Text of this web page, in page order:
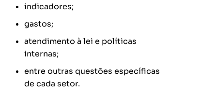
indicadores;
gastos;
atendimento à lei e políticas
internas;
entre outras questões específicas
de cada setor.